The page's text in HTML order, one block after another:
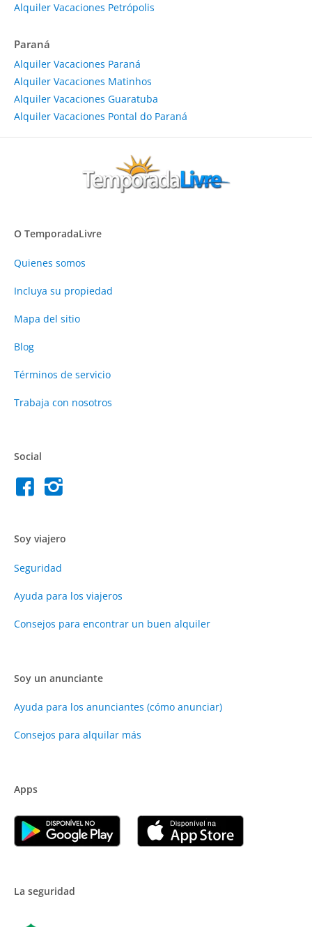
Alquiler Vacaciones Petrópolis
Paraná
Alquiler Vacaciones Paraná
Alquiler Vacaciones Matinhos
Alquiler Vacaciones Guaratuba
Alquiler Vacaciones Pontal do Paraná
O TemporadaLivre
Quienes somos
Incluya su propiedad
Mapa del sitio
Blog
Términos de servicio
Trabaja con nosotros
Social
Soy viajero
Seguridad
Ayuda para los viajeros
Consejos para encontrar un buen alquiler
Soy un anunciante
Ayuda para los anunciantes (cómo anunciar)
Consejos para alquilar más
Apps
La seguridad